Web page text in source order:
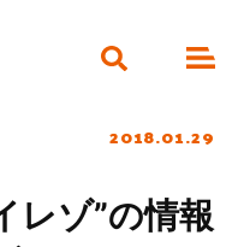
2018.01.29
レゾ”の情報